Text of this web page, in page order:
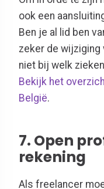
ook een
Ben je al lid ben
zeker de wijziging
niet bij welk
Bekijk het
België.
7. Open
rekening
Als freelancer